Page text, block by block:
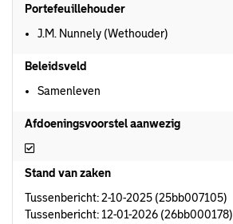
Portefeuillehouder
J.M. Nunnely (Wethouder)
Beleidsveld
Samenleven
Afdoeningsvoorstel aanwezig
Afdoeningsvoorstel aanwezig
Stand van zaken
Tussenbericht: 2-10-2025 (25bb007105)
Tussenbericht: 12-01-2026 (26bb000178)